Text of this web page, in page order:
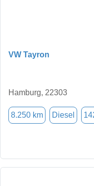
VW Tayron
Hamburg, 22303
8.250 km Diesel